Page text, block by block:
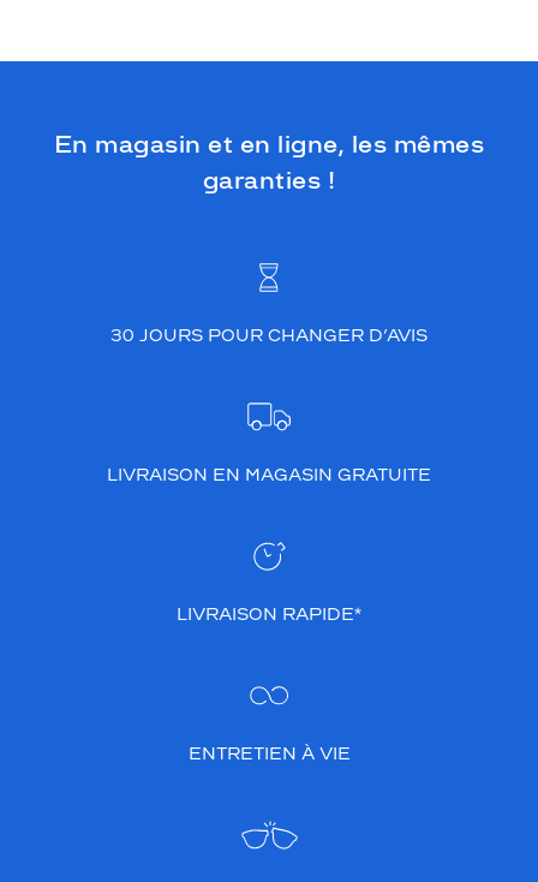
En magasin et en ligne, les mêmes
garanties !
30 JOURS POUR CHANGER D’AVIS
LIVRAISON EN MAGASIN GRATUITE
LIVRAISON RAPIDE*
ENTRETIEN À VIE